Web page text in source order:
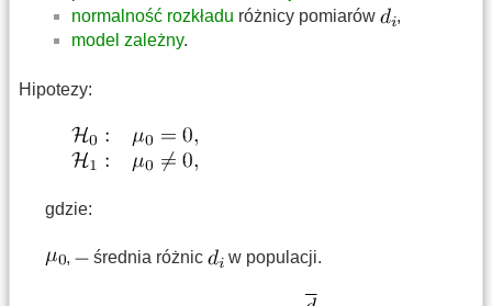
normalność rozkładu różnicy pomiarów
,
model zależny.
Hipotezy:
gdzie:
, średnia różnic w populacji.